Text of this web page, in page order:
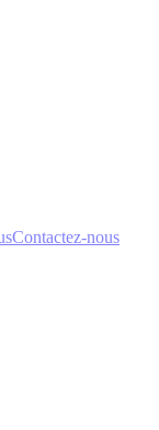
Contactez-nous